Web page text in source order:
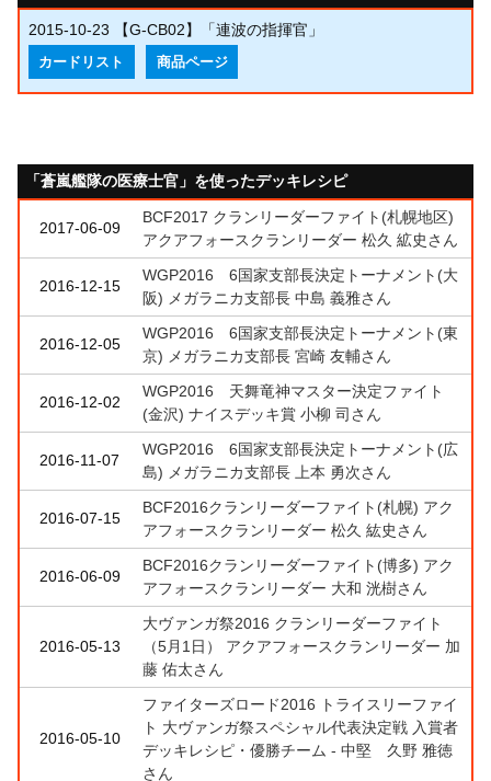
2015-10-23 【G-CB02】「連波の指揮官」
カードリスト 商品ページ
「蒼嵐艦隊の医療士官」を使ったデッキレシピ
2017-06-09
BCF2017 クランリーダーファイト(札幌地区)
アクアフォースクランリーダー 松久 絋史さん
2016-12-15
WGP2016 6国家支部長決定トーナメント(大
阪) メガラニカ支部長 中島 義雅さん
2016-12-05
WGP2016 6国家支部長決定トーナメント(東
京) メガラニカ支部長 宮崎 友輔さん
2016-12-02
WGP2016 天舞竜神マスター決定ファイト
(金沢) ナイスデッキ賞 小柳 司さん
2016-11-07
WGP2016 6国家支部長決定トーナメント(広
島) メガラニカ支部長 上本 勇次さん
2016-07-15
BCF2016クランリーダーファイト(札幌) アク
アフォースクランリーダー 松久 紘史さん
2016-06-09
BCF2016クランリーダーファイト(博多) アク
アフォースクランリーダー 大和 洸樹さん
2016-05-13
大ヴァンガ祭2016 クランリーダーファイト
（5月1日） アクアフォースクランリーダー 加
藤 佑太さん
2016-05-10
ファイターズロード2016 トライスリーファイ
ト 大ヴァンガ祭スペシャル代表決定戦 入賞者
デッキレシピ・優勝チーム - 中堅 久野 雅徳
さん